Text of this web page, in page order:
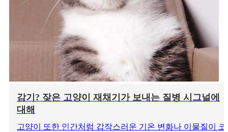
감기? 잦은 고양이 재채기가 보내는 질병 시그널에
대해
고양이 또한 인간처럼 갑작스러운 기온 변화나 이물질이 코